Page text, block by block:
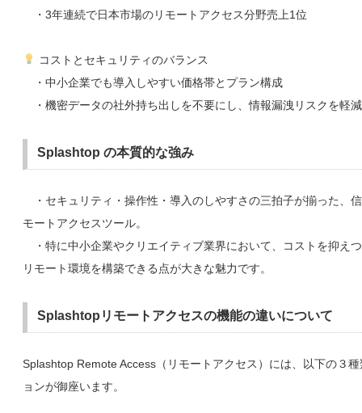
・3年連続で日本市場のリモートアクセス分野売上1位
コストとセキュリティのバランス
・中小企業でも導入しやすい価格帯とプラン構成
・機密データの社外持ち出しを不要にし、情報漏洩リスクを軽減
Splashtop の本質的な強み
・セキュリティ・操作性・導入のしやすさの三拍子が揃った、
モートアクセスツール。
・特に中小企業やクリエイティブ業界において、コストを抑え
リモート環境を構築できる点が大きな魅力です。
Splashtopリモートアクセスの機能の違いについて
Splashtop Remote Access（リモートアクセス）には、以下の３
ョンが御座います。